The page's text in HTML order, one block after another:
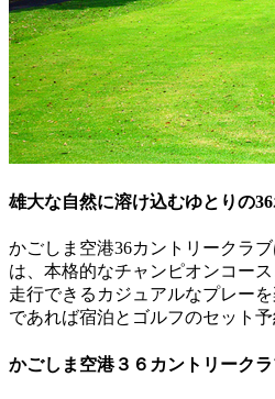
雄大な自然に溶け込むゆとりの
かごしま空港36カントリークラ
は、本格的なチャンピオンコー
走行できるカジュアルなプレー
であれば宿泊とゴルフのセット
かごしま空港３６カントリークラ